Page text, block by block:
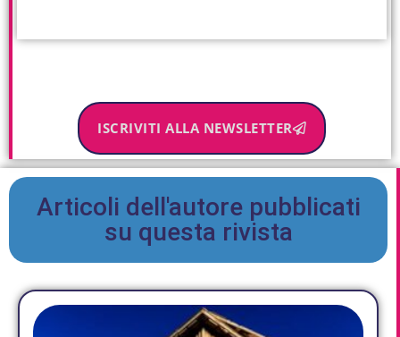
ISCRIVITI ALLA NEWSLETTER
Articoli dell'autore pubblicati
su questa rivista